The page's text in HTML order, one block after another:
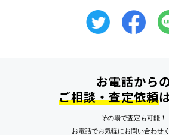
お電話から
ご相談・査定依頼
その場で査定も可能！
お電話でお気軽にお問い合わせく